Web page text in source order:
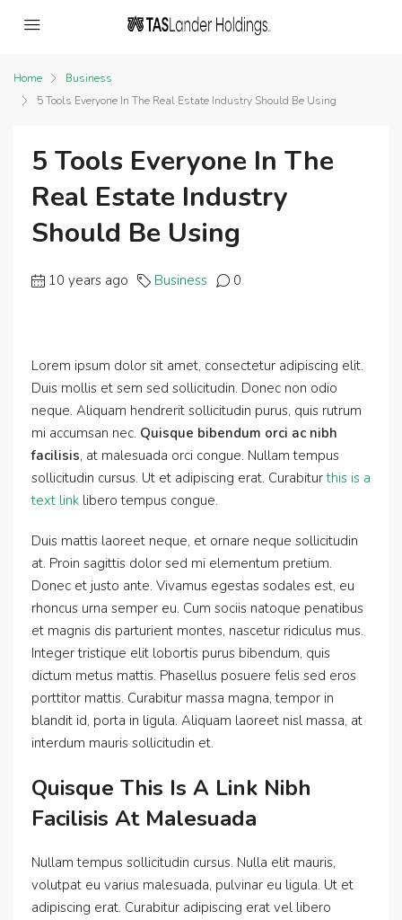
Home
Business
5 Tools Everyone In The Real Estate Industry Should Be Using
5 Tools Everyone In The
Real Estate Industry
Should Be Using
10 years ago Business 0
Lorem ipsum dolor sit amet, consectetur adipiscing elit.
Duis mollis et sem sed sollicitudin. Donec non odio
neque. Aliquam hendrerit sollicitudin purus, quis rutrum
mi accumsan nec. Quisque bibendum orci ac nibh
facilisis, at malesuada orci congue. Nullam tempus
sollicitudin cursus. Ut et adipiscing erat. Curabiturthis is a
text link libero tempus congue.
Duis mattis laoreet neque, et ornare neque sollicitudin
at. Proin sagittis dolor sed mi elementum pretium.
Donec et justo ante. Vivamus egestas sodales est, eu
rhoncus urna semper eu. Cum sociis natoque penatibus
et magnis dis parturient montes, nascetur ridiculus mus.
Integer tristique elit lobortis purus bibendum, quis
dictum metus mattis. Phasellus posuere felis sed eros
porttitor mattis. Curabitur massa magna, tempor in
blandit id, porta in ligula. Aliquam laoreet nisl massa, at
interdum mauris sollicitudin et.
Quisque This Is A Link Nibh
Facilisis At Malesuada
Nullam tempus sollicitudin cursus. Nulla elit mauris,
volutpat eu varius malesuada, pulvinar eu ligula. Ut et
adipiscing erat. Curabitur adipiscing erat vel libero